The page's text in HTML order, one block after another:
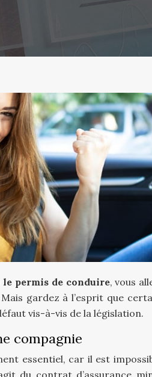
le permis de conduire, vous
gardez à l’esprit que
vis-à-vis de la législation.
compagnie
essentiel, car il est